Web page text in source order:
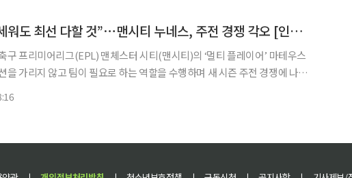
“골키퍼로 세워도 최선 다할 것”⋯맨시티 누네스, 주전 경쟁 각오 [인터뷰]
구 프리미어리그(EPL) 맨체스터 시티(맨시티)의 ‘멀티 플레이어’ 마테우스
을 가리지 않고 팀이 필요로 하는 역할을 수행하며 새 시즌 주전 경쟁에 나서